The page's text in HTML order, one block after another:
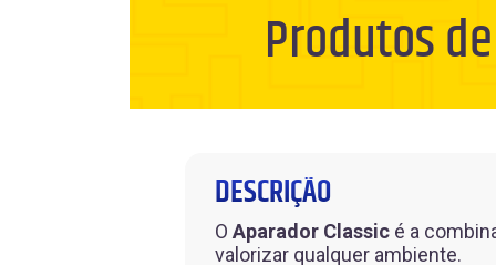
Produtos
DESCRIÇÃO
O Aparador Classicé a
valorizar qualquer ambiente.